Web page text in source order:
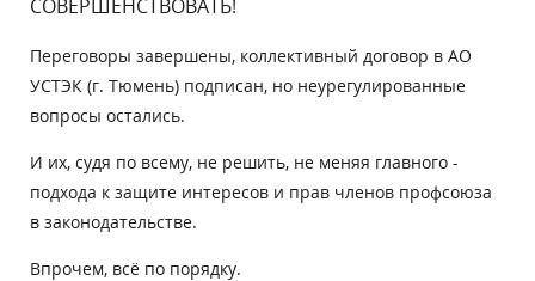
СОВЕРШЕНСТВОВАТЬ!
Переговоры завершены, коллективный договор в АО
УСТЭК (г. Тюмень) подписан, но неурегулированные
вопросы остались.
И их, судя по всему, не решить, не меняя главного -
подхода к защите интересов и прав членов профсоюза
в законодательстве.
Впрочем, всё по порядку.